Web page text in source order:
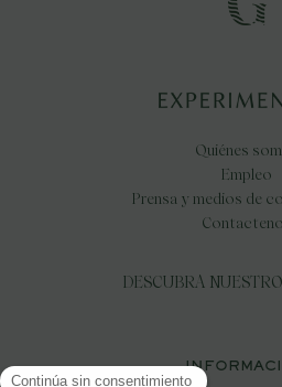
Quiénes
Empleo
Prensa y medios de
DESCUBRA